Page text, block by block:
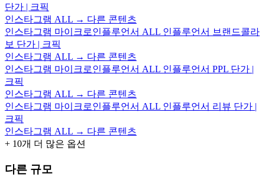
단가 | 크픽
인스타그램 ALL → 다른 콘텐츠
인스타그램 마이크로인플루언서 ALL 인플루언서 브랜드콜라
보 단가 | 크픽
인스타그램 ALL → 다른 콘텐츠
인스타그램 마이크로인플루언서 ALL 인플루언서 PPL 단가 |
크픽
인스타그램 ALL → 다른 콘텐츠
인스타그램 마이크로인플루언서 ALL 인플루언서 리뷰 단가 |
크픽
인스타그램 ALL → 다른 콘텐츠
+ 10개 더 많은 옵션
다른 규모